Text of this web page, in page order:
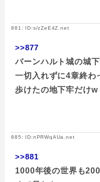
881: ID:s/zZeE4Z.net
>>877
バーンハルト城の城
一切入れずに4章終わ
歩けたの地下牢だけw
885: ID:nPRWqAUa.net
>>881
1000年後の世界も